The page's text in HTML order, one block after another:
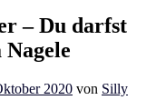
– Du darfst
2020 von Silly